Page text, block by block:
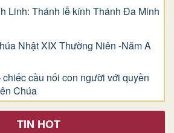
Linh: Thánh lễ kính Thánh Đa Minh
Nhật XIX Thường Niên -Năm A
cầu nối con người với quyền
Chúa
TIN HOT